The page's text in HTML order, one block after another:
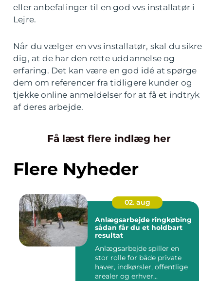
eller anbefalinger til en god vvs installatør i
Lejre.
Når du vælger en vvs installatør, skal du sikre
dig, at de har den rette uddannelse og
erfaring. Det kan være en god idé at spørge
dem om referencer fra tidligere kunder og
tjekke online anmeldelser for at få et indtryk
af deres arbejde.
Få læst flere indlæg her
Flere Nyheder
02. aug
Anlægsarbejde ringkøbing
sådan får du et holdbart
resultat
Anlægsarbejde spiller en
stor rolle for både private
haver, indkørsler, offentlige
arealer og erhver...